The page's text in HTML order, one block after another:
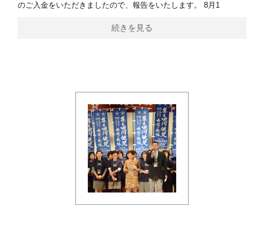
のご入金をいただきましたので、報告をいたします。 8月1
続きを見る